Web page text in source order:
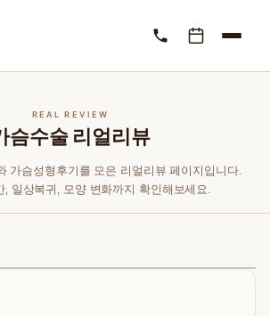
REAL REVIEW
슴수술 리얼리뷰
가슴성형후기를 모은 리얼리뷰 페이지입니다.
, 일상복귀, 모양 변화까지 확인해보세요.